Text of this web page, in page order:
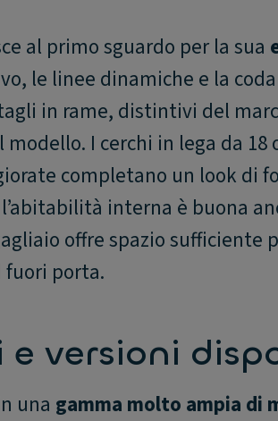
al primo sguardo per la sua
le linee dinamiche e la
in rame, distintivi del
I cerchi in lega da 18
completano un look di
interna è buona
offre spazio sufficiente
porta.
versioni
una gamma molto ampia di